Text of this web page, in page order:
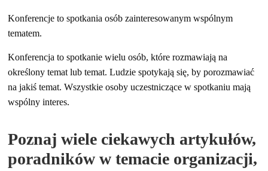
Konferencje to spotkania osób zainteresowanym wspólnym
tematem.
Konferencja to spotkanie wielu osób, które rozmawiają na
określony temat lub temat. Ludzie spotykają się, by porozmawiać
na jakiś temat. Wszystkie osoby uczestniczące w spotkaniu mają
wspólny interes.
Poznaj wiele ciekawych artykułów,
poradników w temacie organizacji,